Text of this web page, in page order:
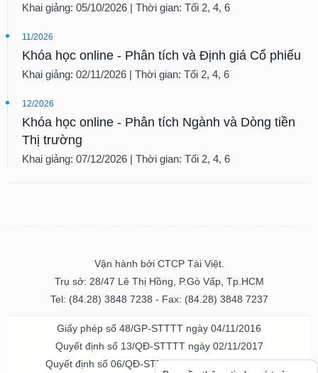
Khai giảng: 05/10/2026 | Thời gian: Tối 2, 4, 6
11/2026
Khóa học online - Phân tích và Định giá Cổ phiếu
Khai giảng: 02/11/2026 | Thời gian: Tối 2, 4, 6
12/2026
Khóa học online - Phân tích Ngành và Dòng tiền
Thị trường
Khai giảng: 07/12/2026 | Thời gian: Tối 2, 4, 6
Vận hành bởi CTCP Tài Việt.
Trụ sở: 28/47 Lê Thị Hồng, P.Gò Vấp, Tp.HCM
Tel: (84.28) 3848 7238 - Fax: (84.28) 3848 7237
Giấy phép số 48/GP-STTTT ngày 04/11/2016
Quyết định số 13/QĐ-STTTT ngày 02/11/2017
Quyết định số 06/QĐ-STTTT-ICP ngày 20/07/2023